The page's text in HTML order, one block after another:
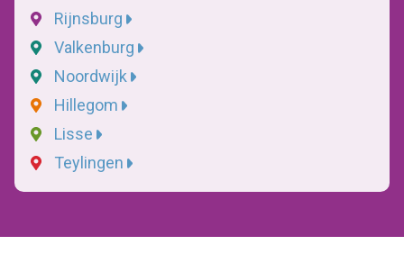
Rijnsburg
Valkenburg
Noordwijk
Hillegom
Lisse
Teylingen